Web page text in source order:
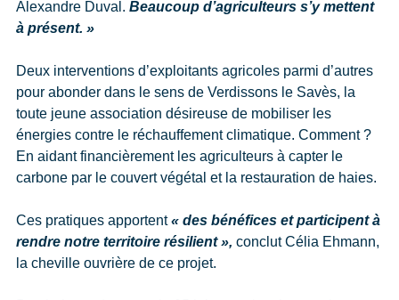
Alexandre Duval. Beaucoup d’agriculteurs s’y mettent
à présent. »
Deux interventions d’exploitants agricoles parmi d’autres
pour abonder dans le sens de Verdissons le Savès, la
toute jeune association désireuse de mobiliser les
énergies contre le réchauffement climatique. Comment ?
En aidant financièrement les agriculteurs à capter le
carbone par le couvert végétal et la restauration de haies.
Ces pratiques apportent« des bénéfices et participent à
rendre notre territoire résilient », conclut Célia Ehmann,
la cheville ouvrière de ce projet.